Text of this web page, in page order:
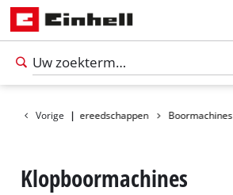
Vorige |
Producten Gereedschappen Boormachines
Klopboormachines